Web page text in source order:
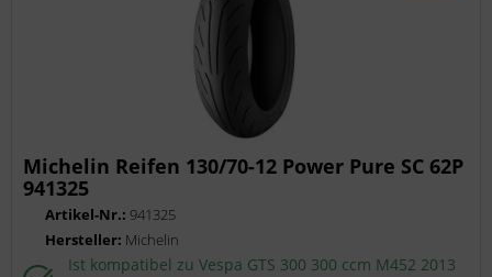
Michelin Reifen 130/70-12 Power Pure SC 62P
941325
Artikel-Nr.: 941325
Hersteller: Michelin
Ist kompatibel zu Vespa GTS 300 300 ccm M452 2013